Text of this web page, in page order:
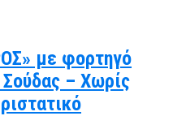
με φορτηγό
Σούδας – Χωρίς